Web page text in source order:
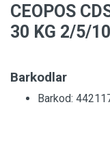
CEOPOS
30 KG 2/5/
Barkodlar
Barkod: